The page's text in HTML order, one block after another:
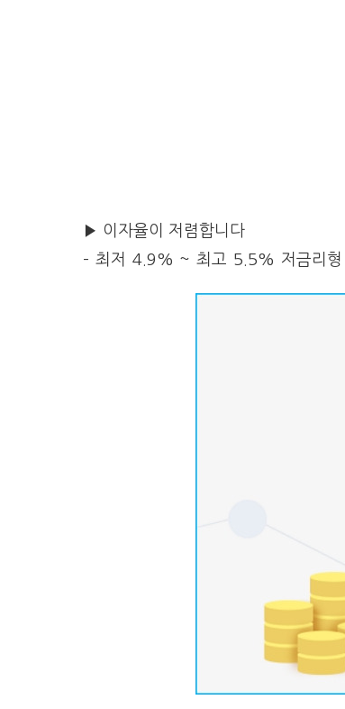
▶ 이자율이 저렴합니다
– 최저 4.9% ~ 최고 5.5% 저금리형